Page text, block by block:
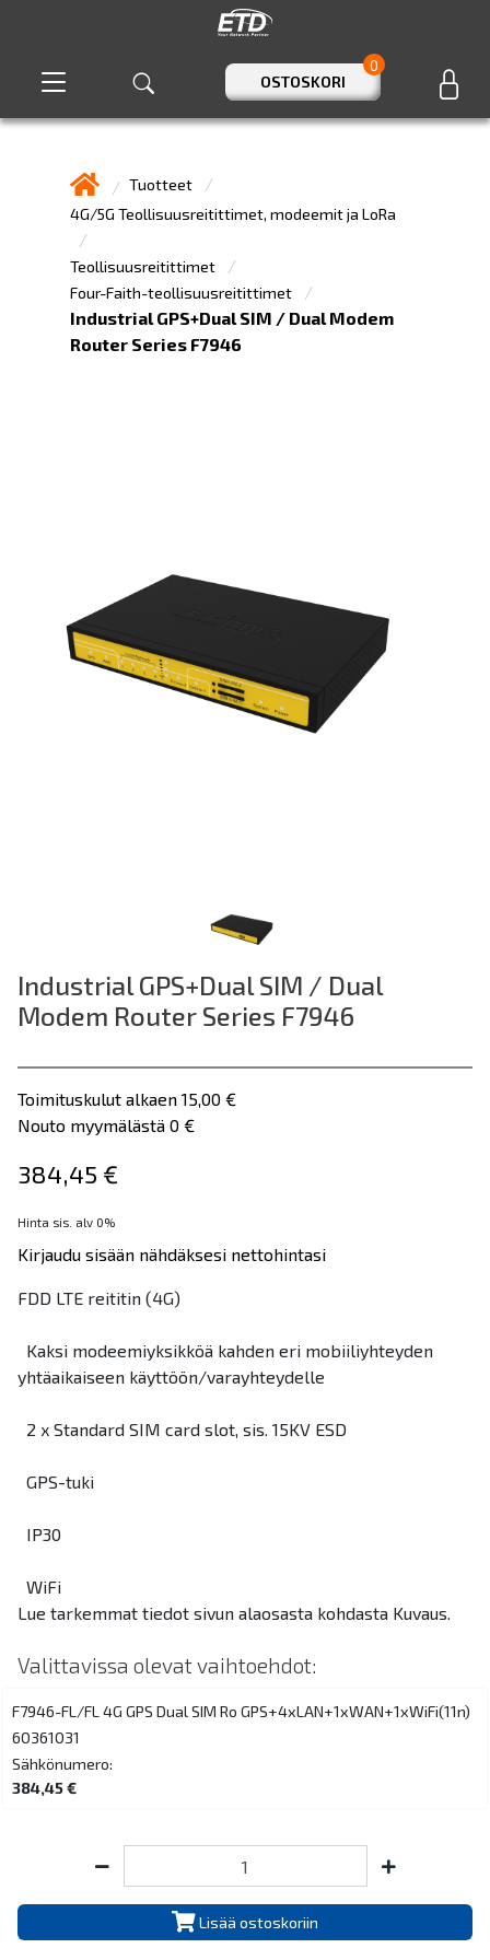
OSTOSKORI
0
Tuotteet
4G/5G Teollisuusreitittimet, modeemit ja LoRa
Teollisuusreitittimet
Four-Faith-teollisuusreitittimet
Industrial GPS+Dual SIM / Dual Modem
Router Series F7946
Industrial GPS+Dual SIM / Dual
Modem Router Series F7946
Toimituskulut alkaen 15,00 €
Nouto myymälästä 0 €
384,45 €
Hinta sis. alv 0%
Kirjaudu sisään nähdäksesi nettohintasi
FDD LTE reititin (4G)
Kaksi modeemiyksikköä kahden eri mobiiliyhteyden
yhtäaikaiseen käyttöön/varayhteydelle
2 x Standard SIM card slot, sis. 15KV ESD
GPS-tuki
IP30
WiFi
Lue tarkemmat tiedot sivun alaosasta kohdasta Kuvaus.
Valittavissa olevat vaihtoehdot:
F7946-FL/FL 4G GPS Dual SIM Ro GPS+4xLAN+1xWAN+1xWiFi(11n)
60361031
Sähkönumero:
384,45 €
Lisää ostoskoriin